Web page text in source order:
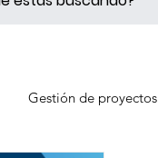
Gestión de proyectos